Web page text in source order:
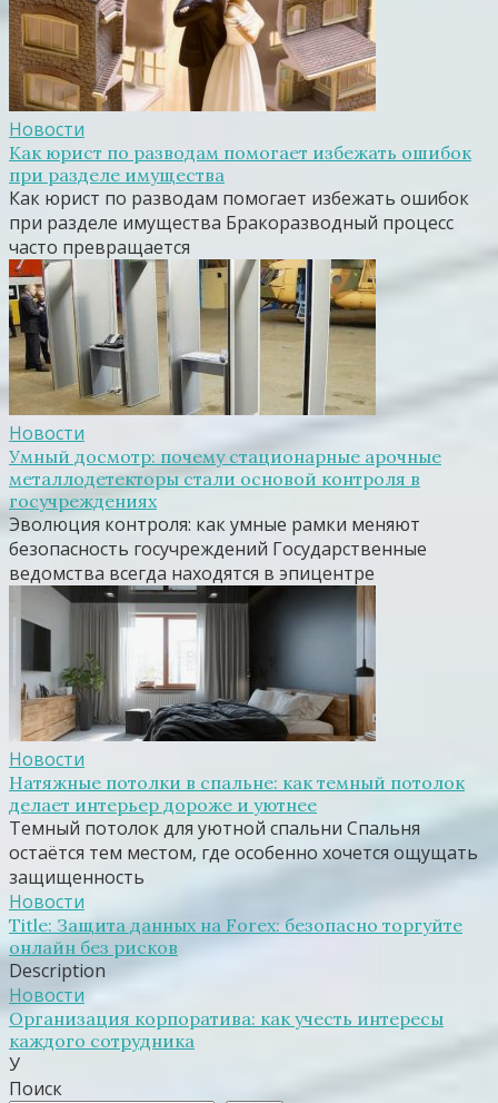
Новости
Как юрист по разводам помогает избежать ошибок
при разделе имущества
Как юрист по разводам помогает избежать ошибок
при разделе имущества Бракоразводный процесс
часто превращается
Новости
Умный досмотр: почему стационарные арочные
металлодетекторы стали основой контроля в
госучреждениях
Эволюция контроля: как умные рамки меняют
безопасность госучреждений Государственные
ведомства всегда находятся в эпицентре
Новости
Натяжные потолки в спальне: как темный потолок
делает интерьер дороже и уютнее
Темный потолок для уютной спальни Спальня
остаётся тем местом, где особенно хочется ощущать
защищенность
Новости
Title: Защита данных на Forex: безопасно торгуйте
онлайн без рисков
Description
Новости
Организация корпоратива: как учесть интересы
каждого сотрудника
У
Поиск